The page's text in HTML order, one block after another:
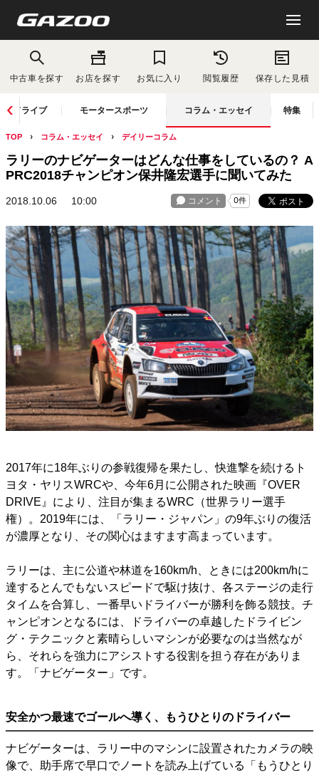
中古車を探す お店を探す お気に入り 閲覧履歴 保存した見積
ドライブ モータースポーツ コラム・エッセイ 特集
TOP コラム・エッセイ デイリーコラム
ラリーのナビゲーターはどんな仕事をしているの？ A
PRC2018チャンピオン保井隆宏選手に聞いてみた
2018.10.06 10:00
2017年に18年ぶりの参戦復帰を果たし、快進撃を続けるト
ヨタ・ヤリスWRCや、今年6月に公開された映画『OVER
DRIVE』により、注目が集まるWRC（世界ラリー選手
権）。2019年には、「ラリー・ジャパン」の9年ぶりの復活
が濃厚となり、その関心はますます高まっています。
ラリーは、主に公道や林道を160km/h、ときには200km/hに
達するとんでもないスピードで駆け抜け、各ステージの走行
タイムを合算し、一番早いドライバーが勝利を飾る競技。チ
ャンピオンとなるには、ドライバーの卓越したドライビン
グ・テクニックと素晴らしいマシンが必要なのは当然なが
ら、それらを強力にアシストする役割を担う存在がありま
す。「ナビゲーター」です。
安全かつ最速でゴールへ導く、もうひとりのドライバー
ナビゲーターは、ラリー中のマシンに設置されたカメラの映
像で、助手席で早口でノートを読み上げている「もうひとり